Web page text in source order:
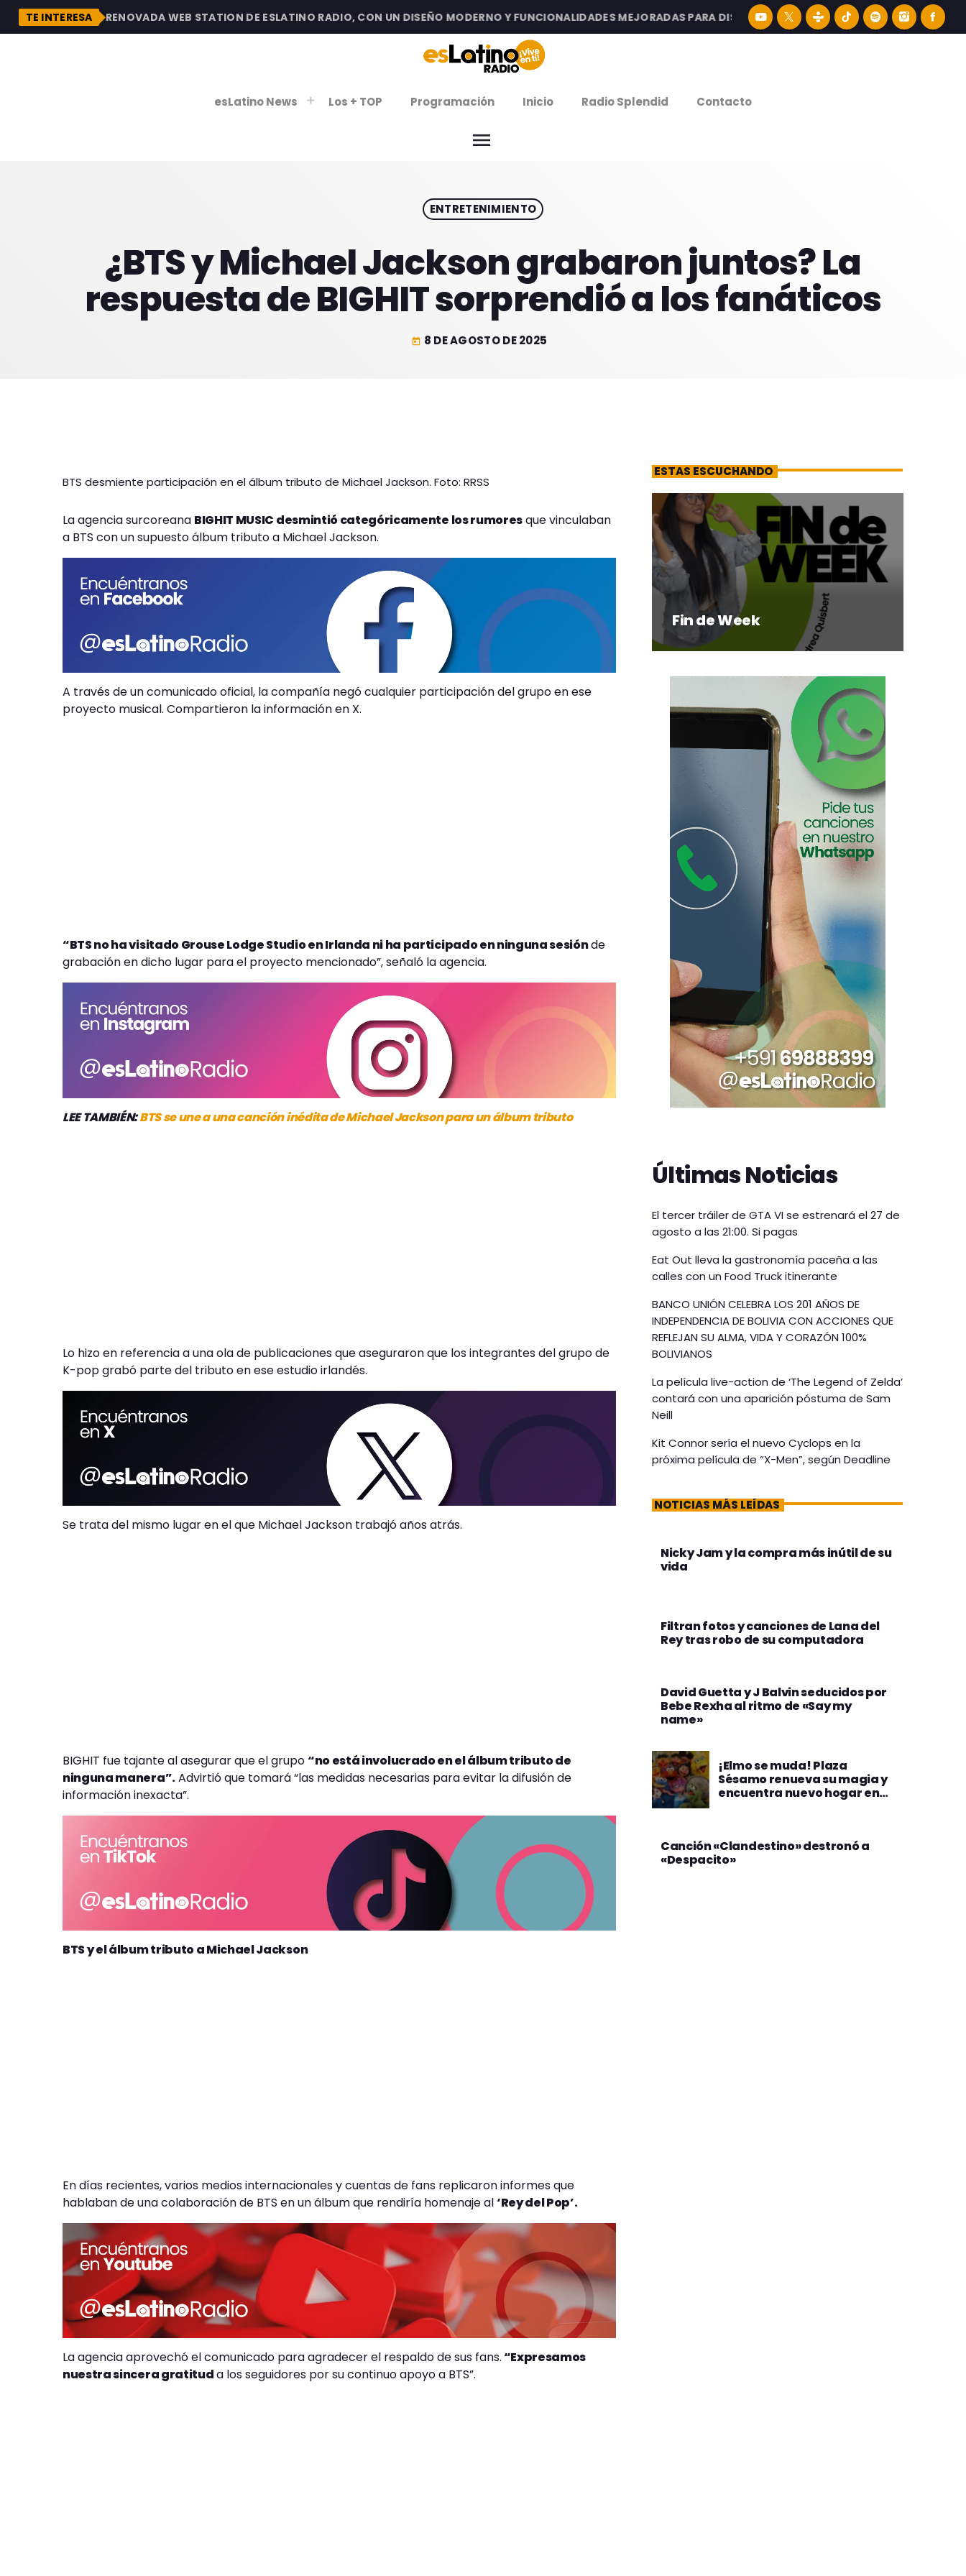
TE INTERESA
DESCUBRE LA RENOVADA WEB STATION DE ESLATINO RADIO, CON UN DISEÑO MODERNO Y FUNCIONALIDADES MEJORADAS PARA DISFRUTAR LA MEJOR MÚSICA LATINA Y
esLatino News Los + TOP Programación Inicio Radio Splendid Contacto
menu
VIERNES DE ESTRENOSENTRETENIMIENTO
¿BTS y Michael Jackson grabaron juntos? La
respuesta de BIGHIT sorprendió a los fanáticos
today 8 DE AGOSTO DE 2025
BTS desmiente participación en el álbum tributo de Michael Jackson. Foto: RRSS
La agencia surcoreana BIGHIT MUSIC desmintió categóricamente los rumoresque vinculaban
a BTS con un supuesto álbum tributo a Michael Jackson.
A través de un comunicado oficial, la compañía negó cualquier participación del grupo en ese
proyecto musical. Compartieron la información en X.
“BTS no ha visitado Grouse Lodge Studio en Irlanda ni ha participado en ninguna sesiónde
grabación en dicho lugar para el proyecto mencionado”, señaló la agencia.
LEE TAMBIÉN:BTS se une a una canción inédita de Michael Jackson para un álbum tributo
Lo hizo en referencia a una ola de publicaciones que aseguraron que los integrantes del grupo de
K-pop grabó parte del tributo en ese estudio irlandés.
Se trata del mismo lugar en el que Michael Jackson trabajó años atrás.
BIGHIT fue tajante al asegurar que el grupo “no está involucrado en el álbum tributo de
ninguna manera”.Advirtió que tomará “las medidas necesarias para evitar la difusión de
información inexacta”.
BTS y el álbum tributo a Michael Jackson
En días recientes, varios medios internacionales y cuentas de fans replicaron informes que
hablaban de una colaboración de BTS en un álbum que rendiría homenaje al ‘Rey del Pop’.
La agencia aprovechó el comunicado para agradecer el respaldo de sus fans. “Expresamos
nuestra sincera gratituda los seguidores por su continuo apoyo a BTS”.
ESTAS ESCUCHANDO
Fin de Week
Últimas Noticias
El tercer tráiler de GTA VI se estrenará el 27 de
agosto a las 21:00. Si pagas
Eat Out lleva la gastronomía paceña a las
calles con un Food Truck itinerante
BANCO UNIÓN CELEBRA LOS 201 AÑOS DE
INDEPENDENCIA DE BOLIVIA CON ACCIONES QUE
REFLEJAN SU ALMA, VIDA Y CORAZÓN 100%
BOLIVIANOS
La película live-action de ‘The Legend of Zelda’
contará con una aparición póstuma de Sam
Neill
Kit Connor sería el nuevo Cyclops en la
próxima película de “X-Men”, según Deadline
NOTICIAS MÁS LEÍDAS
Nicky Jam y la compra más inútil de su
vida
Filtran fotos y canciones de Lana del
Rey tras robo de su computadora
David Guetta y J Balvin seducidos por
Bebe Rexha al ritmo de «Say my
name»
¡Elmo se muda! Plaza
Sésamo renueva su magia y
encuentra nuevo hogar en
Canción «Clandestino» destronó a
«Despacito»